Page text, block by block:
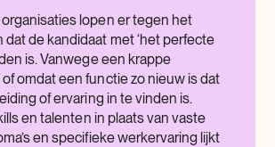
lopen er tegen het
dat de kandidaat met ‘het perfecte
is. Vanwege een krappe
omdat een functie zo nieuw is dat
of ervaring in te vinden is.
en talenten in plaats van vaste
en specifieke werkervaring lijkt